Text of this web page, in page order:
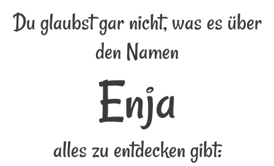
Du glaubst gar nicht, was es über
den Namen
Enja
alles zu entdecken gibt: